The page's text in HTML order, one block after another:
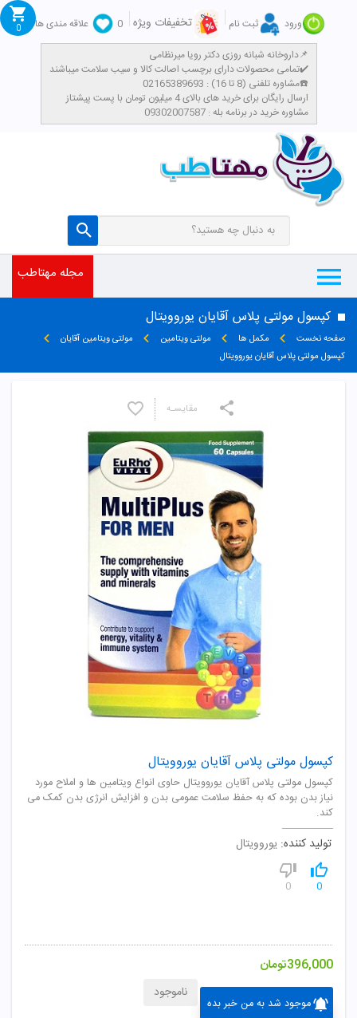
ورود ثبت نام تخفیفات ویژه 0
علاقه مندی ها
داروخانه شبانه روزی دکتر رویا میرنظامی📌
تمامی محصولات دارای برچسب اصالت کالا و سیب سلامت میباشند✔️
مشاوره تلفنی (8 تا 16) : 02165389693☎️
​ارسال رایگان برای خرید های بالای 4 میلیون تومان با پست پیشتاز
مشاوره خرید در برنامه بله : 09302007587
0
مجله مهتاطب
کپسول مولتی پلاس آقایان یوروویتال
صفحه نخست مکمل ها مولتی ویتامین
مولتی ویتامین آقایان
کپسول مولتی پلاس آقایان یوروویتال
کپسول مولتی پلاس آقایان یوروویتال
کپسول مولتی پلاس آقایان یوروویتال حاوی انواع ویتامین ها و املاح مورد
نیاز بدن بوده که به حفظ سلامت عمومی بدن و افزایش انرژی بدن کمک می
کند.
تولید کننده: یوروویتال
0
0
396,000تومان
موجود شد به من خبر بده
ناموجود
مقایسـه